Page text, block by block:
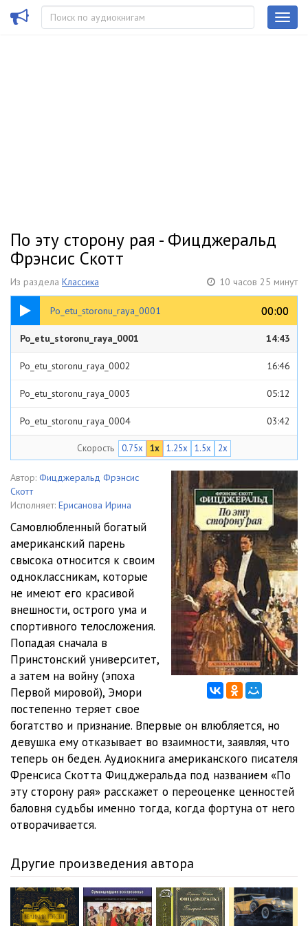
По эту сторону рая - Фицджеральд
Фрэнсис Скотт
Из раздела Классика 10 часов 25 минут
Po_etu_storonu_raya_0001 00:00
00:00
14:43
Po_etu_storonu_raya_0001 14:43
Po_etu_storonu_raya_0002 16:46
Po_etu_storonu_raya_0003 05:12
Po_etu_storonu_raya_0004 03:42
Po_etu_storonu_raya_0005
Po_etu_storonu_raya_0006 03:05
Po_etu_storonu_raya_0007 02:34
Po_etu_storonu_raya_0008 04:32
Po_etu_storonu_raya_0009 01:50
Po_etu_storonu_raya_0010 11:58
Po_etu_storonu_raya_0011 41:39
Po_etu_storonu_raya_0012 03:35
Po_etu_storonu_raya_0013 00:42
Po_etu_storonu_raya_0014
Po_etu_storonu_raya_0015 05:12
Po_etu_storonu_raya_0016 00:46
Po_etu_storonu_raya_0017 13:04
Po_etu_storonu_raya_0018 11:41
Po_etu_storonu_raya_0019
Po_etu_storonu_raya_0020
Po_etu_storonu_raya_0021 05:36
Po_etu_storonu_raya_0022 09:07
Скорость 0.75x 1x 1.25x 1.5x 2x
Автор: Фицджеральд Фрэнсис
Скотт
Исполняет: Ерисанова Ирина
Самовлюбленный богатый
американский парень
свысока относится к своим
одноклассникам, которые
не имеют его красивой
внешности, острого ума и
спортивного телосложения.
Попадая сначала в
Принстонский университет,
а затем на войну (эпоха
Первой мировой), Эмори
постепенно теряет свое
богатство и признание. Впервые он влюбляется, но
девушка ему отказывает во взаимности, заявляя, что
теперь он беден. Аудиокнига американского писателя
Френсиса Скотта Фицджеральда под названием «По
эту сторону рая» расскажет о переоценке ценностей
баловня судьбы именно тогда, когда фортуна от него
отворачивается.
Другие произведения автора